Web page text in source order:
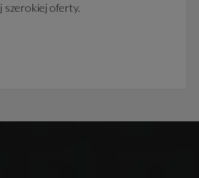
szerokiej oferty.